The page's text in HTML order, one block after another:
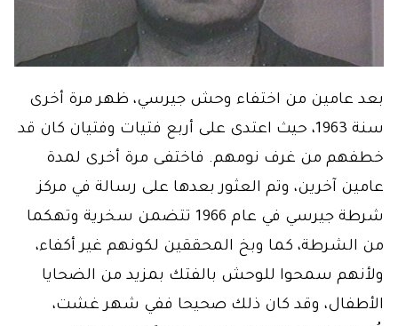
بعد عامين من اختفاء وحش جيرسي، ظهر مرة أخرى
سنة 1963، حيث اعتدى على أربع فتيات وفتيان كان قد
خطفهم من غرف نومهم. فاختفى مرة أخرى لمدة
عامين آخرين، وتم العثور بعدها على رسالة في مركز
شرطة جيرسي في عام 1966 تتضمن سخرية وتهكما
من الشرطة، كما وبخ المحققين لكونهم غير أكفاء،
ولأنهم سمحوا للوحش بالفتك بمزيد من الضحايا
الأطفال، وقد كان ذلك صحيحا ففي شهر غشت،